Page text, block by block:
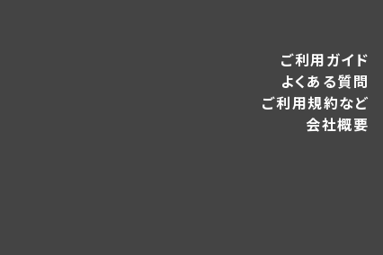
ご利用ガイド
よくある質問
ご利用規約など
会社概要